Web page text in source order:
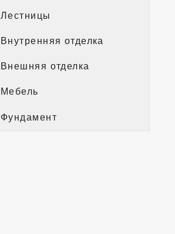
Лестницы
Внутренняя отделка
Внешняя отделка
Мебель
Фундамент